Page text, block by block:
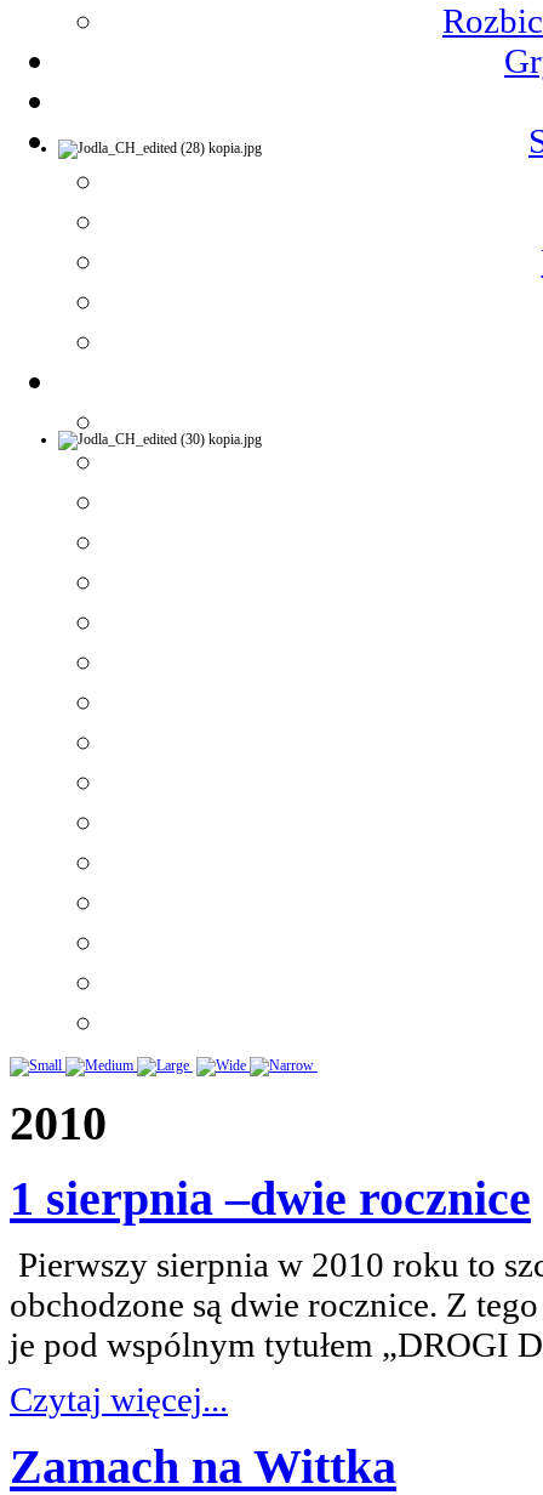
2010
1 sierpnia –dwie rocznice
Pierwszy sierpnia w 2010 roku to
obchodzone są dwie rocznice. Z
je pod wspólnym tytułem „DROGI
Czytaj więcej...
Zamach na Wittka